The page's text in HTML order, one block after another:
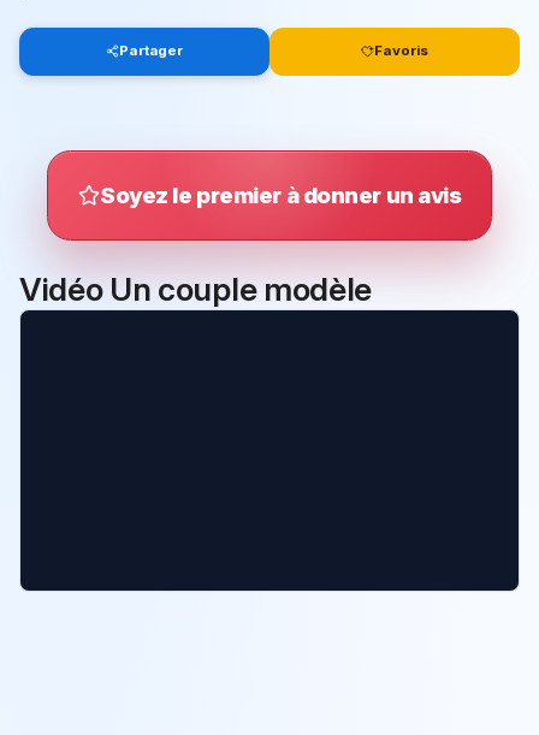
Partager Favoris
Soyez le premier à donner un avis
Vidéo Un couple modèle